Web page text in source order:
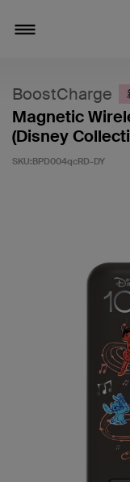
BoostCharge
Magnetic
(Disney
SKU:BPD004qcRD-DY